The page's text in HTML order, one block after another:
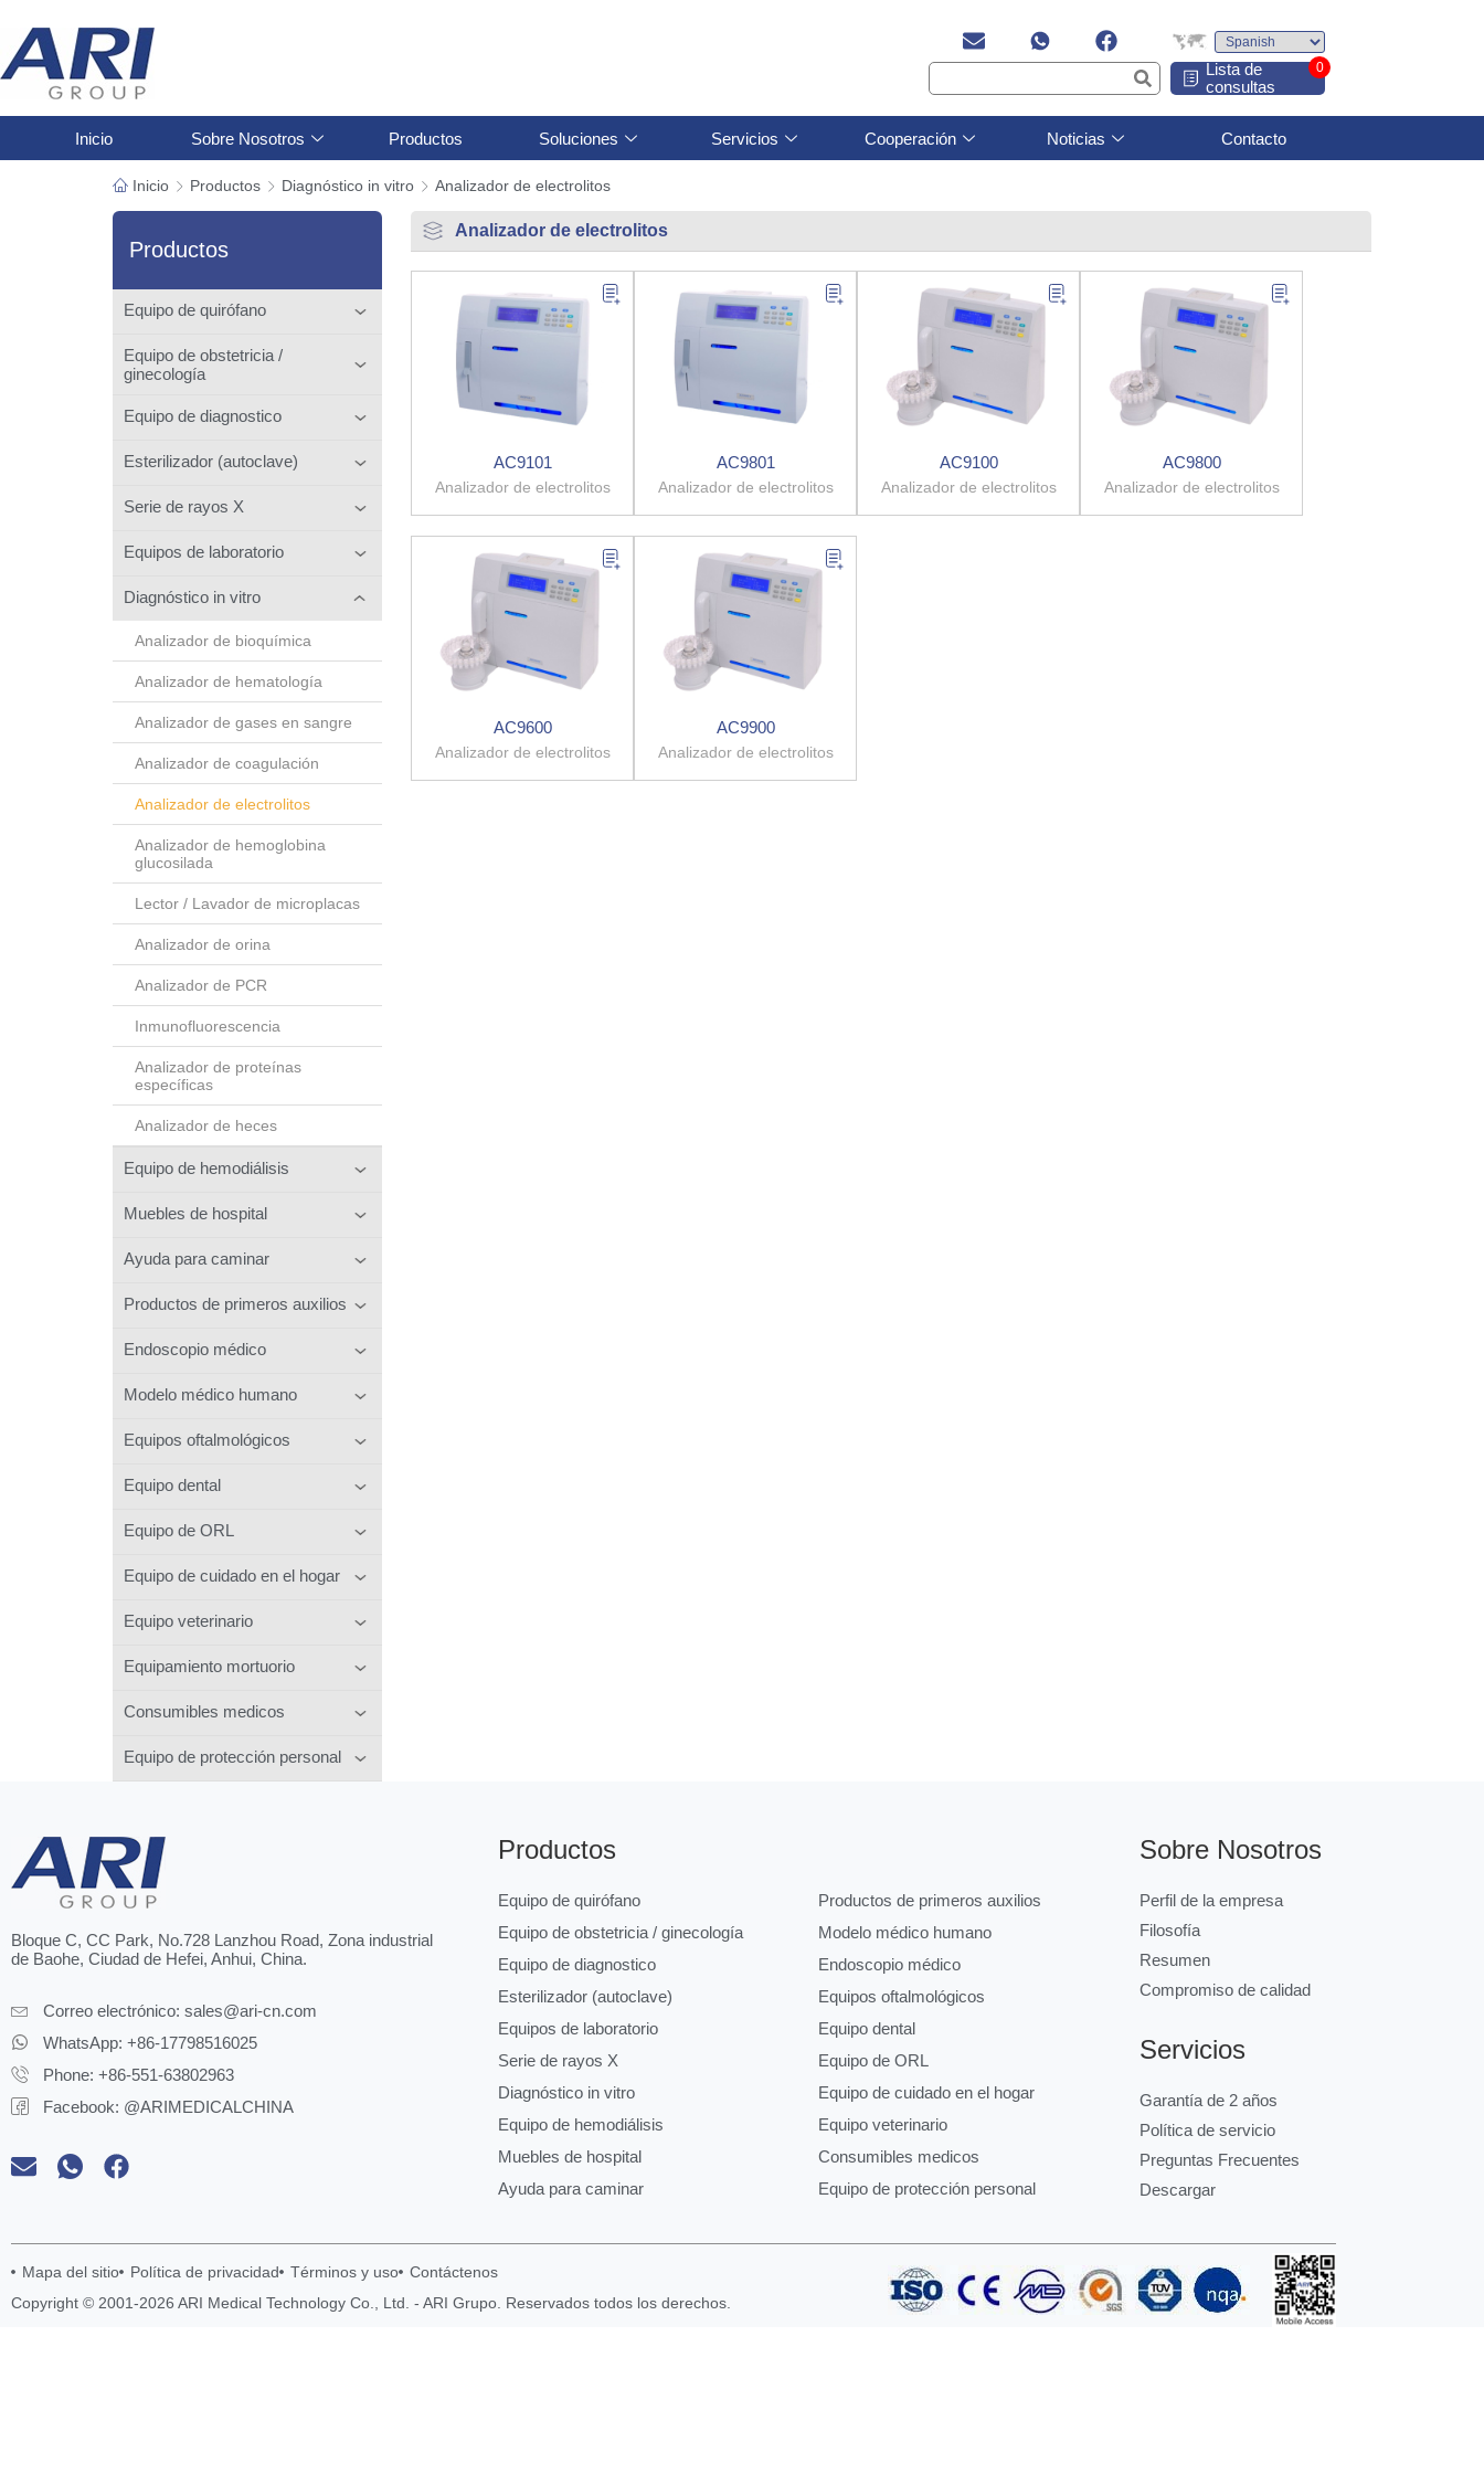
Lista de
consultas
0
Inicio Sobre Nosotros Productos Soluciones Servicios Cooperación Noticias Contacto
Inicio Productos Diagnóstico in vitro Analizador de electrolitos
Productos
Equipo de quirófano
Equipo de obstetricia /
ginecología
Equipo de diagnostico
Esterilizador (autoclave)
Serie de rayos X
Equipos de laboratorio
Diagnóstico in vitro
Analizador de bioquímica
Analizador de hematología
Analizador de gases en sangre
Analizador de coagulación
Analizador de electrolitos
Analizador de hemoglobina
glucosilada
Lector / Lavador de microplacas
Analizador de orina
Analizador de PCR
Inmunofluorescencia
Analizador de proteínas
específicas
Analizador de heces
Equipo de hemodiálisis
Muebles de hospital
Ayuda para caminar
Productos de primeros auxilios
Endoscopio médico
Modelo médico humano
Equipos oftalmológicos
Equipo dental
Equipo de ORL
Equipo de cuidado en el hogar
Equipo veterinario
Equipamiento mortuorio
Consumibles medicos
Equipo de protección personal
Analizador de electrolitos
AC9101
Analizador de electrolitos
AC9801
Analizador de electrolitos
AC9100
Analizador de electrolitos
AC9800
Analizador de electrolitos
AC9600
Analizador de electrolitos
AC9900
Analizador de electrolitos
Bloque C, CC Park, No.728 Lanzhou Road, Zona industrial
de Baohe, Ciudad de Hefei, Anhui, China.
Correo electrónico: sales@ari-cn.com
WhatsApp: +86-17798516025
Phone: +86-551-63802963
Facebook: @ARIMEDICALCHINA
Productos
Equipo de quirófano
Equipo de obstetricia / ginecología
Equipo de diagnostico
Esterilizador (autoclave)
Equipos de laboratorio
Serie de rayos X
Diagnóstico in vitro
Equipo de hemodiálisis
Muebles de hospital
Ayuda para caminar
Productos de primeros auxilios
Modelo médico humano
Endoscopio médico
Equipos oftalmológicos
Equipo dental
Equipo de ORL
Equipo de cuidado en el hogar
Equipo veterinario
Consumibles medicos
Equipo de protección personal
Sobre Nosotros
Perfil de la empresa
Filosofía
Resumen
Compromiso de calidad
Servicios
Garantía de 2 años
Política de servicio
Preguntas Frecuentes
Descargar
Mapa del sitio Política de privacidad Términos y uso
Contáctenos
Copyright © 2001-2026 ARI Medical Technology Co., Ltd. - ARI Grupo. Reservados todos los derechos.